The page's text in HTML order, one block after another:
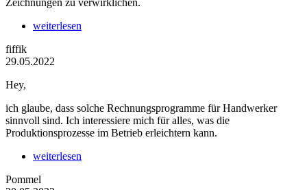
Zeichnungen zu verwirklichen.
weiterlesen
fiffik
29.05.2022
Hey,
ich glaube, dass solche Rechnungsprogramme für Handwerker
sinnvoll sind. Ich interessiere mich für alles, was die
Produktionsprozesse im Betrieb erleichtern kann.
weiterlesen
Pommel